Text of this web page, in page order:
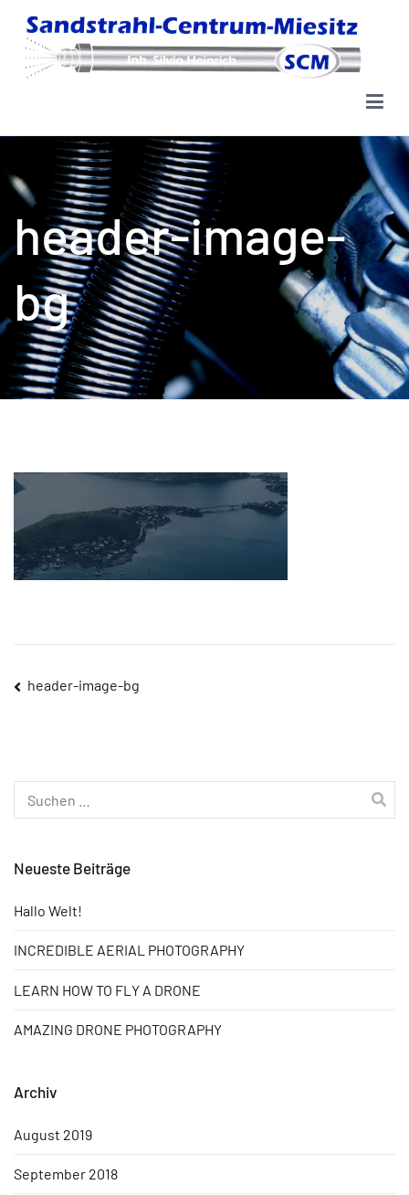
Inhalt
springen
header-image-
bg
Beitragsnavigation
header-image-bg
Suchen
nach:
Neueste Beiträge
Hallo Welt!
INCREDIBLE AERIAL PHOTOGRAPHY
LEARN HOW TO FLY A DRONE
AMAZING DRONE PHOTOGRAPHY
Archiv
August 2019
September 2018